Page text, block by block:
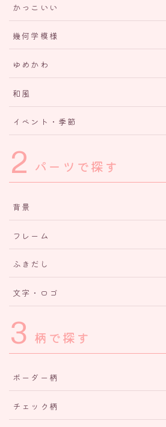
かっこいい
幾何学模様
ゆめかわ
和風
イベント・季節
2 パーツで探す
背景
フレーム
ふきだし
文字・ロゴ
3 柄で探す
ボーダー柄
チェック柄